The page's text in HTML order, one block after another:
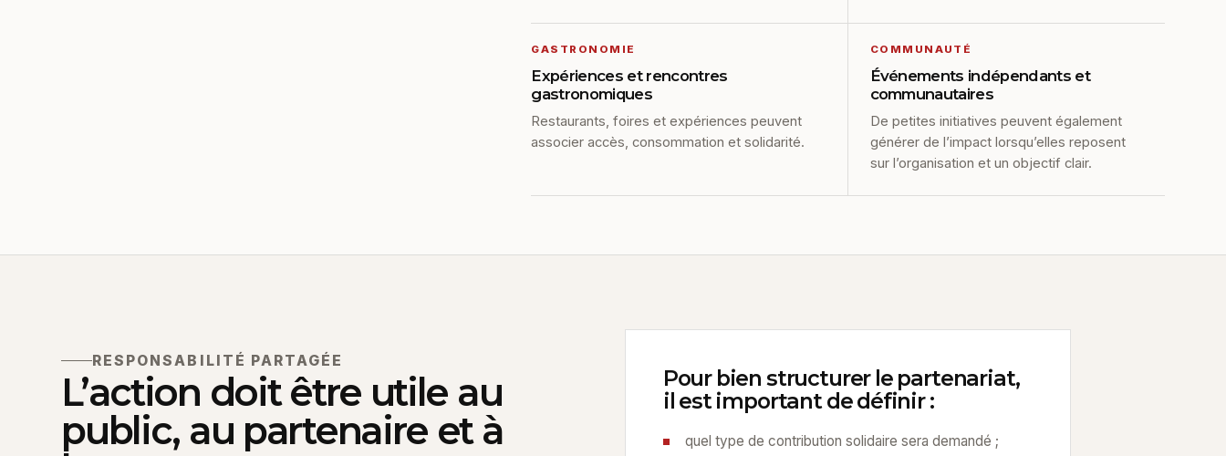
GASTRONOMIE
Expériences et rencontres
gastronomiques
Restaurants, foires et expériences peuvent
associer accès, consommation et solidarité.
COMMUNAUTÉ
Événements indépendants et
communautaires
De petites initiatives peuvent également
générer de l’impact lorsqu’elles reposent
sur l’organisation et un objectif clair.
RESPONSABILITÉ PARTAGÉE
L’action doit être utile au
public, au partenaire et à
Pour bien structurer le partenariat,
il est important de définir :
quel type de contribution solidaire sera demandé ;